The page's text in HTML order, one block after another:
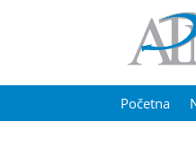
Početna